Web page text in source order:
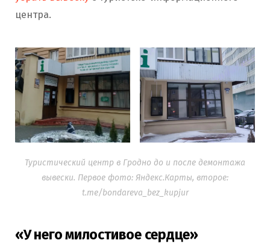
центра.
Туристический центр в Гродно до и после демонтажа
вывески. Первое фото: Яндекс.Карты, второе:
t.me/bondareva_bez_kupjur
«У него милостивое сердце»